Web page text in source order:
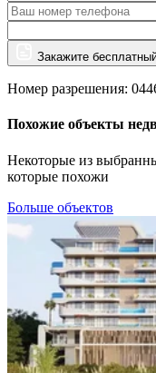
Закажите
Номер разрешения:
Похожие объекты
Некоторые из
которые похожи
Больше объектов